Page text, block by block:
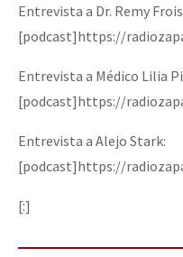
Entrevista a Dr. Remy
[podcast]https://
Entrevista a Médico Lilia
[podcast]https://
Entrevista a Alejo Stark:
[podcast]https://
[:]